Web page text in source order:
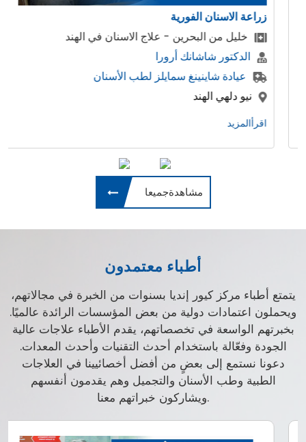
الفورية
- علاج الاسنان في الهند
أرورا
سمايلز لطب الأسنان
مشاهدةجميعا
أطباء معتمدون
يتمتع أطباء مركز كيور إنديا بسنوات من الخبرة في مجالاتهم،
ويحملون اعتمادات دولية من بعض المؤسسات الرائدة عالميًا.
بخبرتهم الواسعة في تخصصاتهم، يقدم الأطباء علاجات عالية
الجودة وفعّالة باستخدام أحدث التقنيات وأحدث المعدات.
دعونا نستمع إلى بعضٍ من أفضل أخصائيينا في العلاجات
الطبية وطب الأسنان والتجميل وهم يقدمون أنفسهم
ويشاركون خبراتهم معنا.